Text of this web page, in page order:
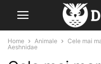
Home Animale
Cele mai
Aeshnidae